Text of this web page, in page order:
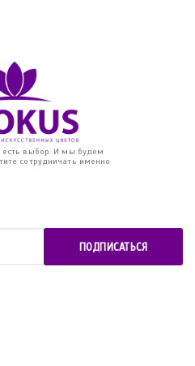
есть выбор. И мы будем
сотрудничать именно
ПОДПИСАТЬСЯ